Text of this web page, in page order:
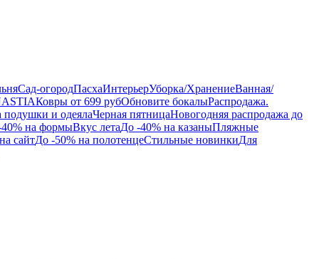
Сад-огородПасхаИнтерьерУборка/ХранениеВанная/
Ковры от 699 рубОбновите бокалыРаспродажа.
подушки и одеялаЧерная пятницаНовогодняя распродажа до
на формыВкус летаДо -40% на казаныПляжные
сайтДо -50% на полотенцеСтильные новинкиДля